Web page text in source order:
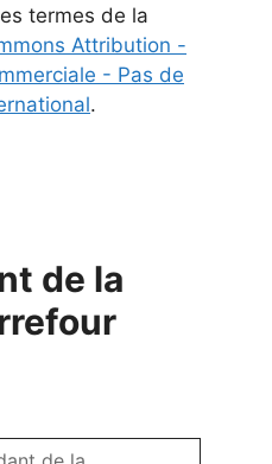
termes de la
Attribution -
- Pas de
.
de la